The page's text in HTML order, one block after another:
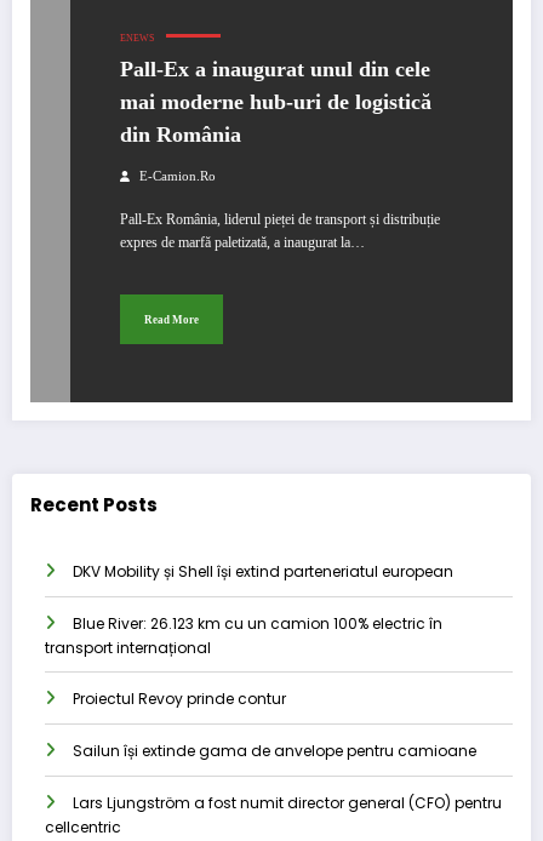
ENEWS
Pall-Ex a inaugurat unul din cele
mai moderne hub-uri de logistică
din România
E-Camion.ro
Pall-Ex România, liderul pieței de transport și distribuție
expres de marfă paletizată, a inaugurat la…
Read More
Recent Posts
DKV Mobility și Shell își extind parteneriatul european
Blue River: 26.123 km cu un camion 100% electric în
transport internațional
Proiectul Revoy prinde contur
Sailun își extinde gama de anvelope pentru camioane
Lars Ljungström a fost numit director general (CFO) pentru
cellcentric